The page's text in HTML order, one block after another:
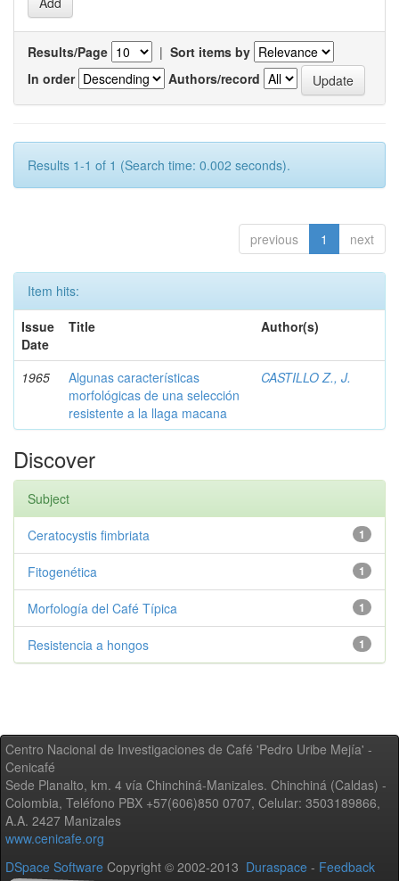
Results/Page | Sort items by
In order
Authors/record
Results 1-1 of 1 (Search time: 0.002 seconds).
previous 1 next
Item hits:
Issue
Date
Title Author(s)
1965
Algunas características
morfológicas de una selección
resistente a la llaga macana
CASTILLO Z., J.
Discover
Subject
1
Ceratocystis fimbriata
1
Fitogenética
1
Morfología del Café Típica
1
Resistencia a hongos
Centro Nacional de Investigaciones de Café 'Pedro Uribe Mejía' -
Cenicafé
Sede Planalto, km. 4 vía Chinchiná-Manizales. Chinchiná (Caldas) -
Colombia, Teléfono PBX +57(606)850 0707, Celular: 3503189866,
A.A. 2427 Manizales
www.cenicafe.org
DSpace Software Copyright © 2002-2013 Duraspace - Feedback